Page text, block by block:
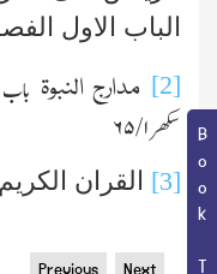
الباب الاول
[2] مدارج النبوۃ
سکھر ۱/ ۶۵
[3] القران الکریم
Previous Next